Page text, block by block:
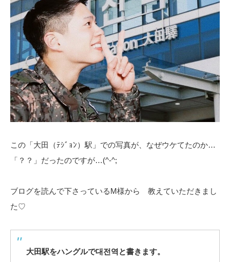
この「大田（ﾃｼﾞｮﾝ）駅」での写真が、なぜウケてたのか…
「？？」だったのですが…(^-^;
ブログを読んで下さっているM様から 教えていただきまし
た♡
大田駅をハングルで대전역と書きます。